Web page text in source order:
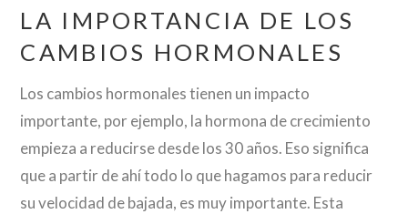
LA IMPORTANCIA DE LOS
CAMBIOS HORMONALES
Los cambios hormonales tienen un impacto
importante, por ejemplo, la hormona de crecimiento
empieza a reducirse desde los 30 años. Eso significa
que a partir de ahí todo lo que hagamos para reducir
su velocidad de bajada, es muy importante. Esta